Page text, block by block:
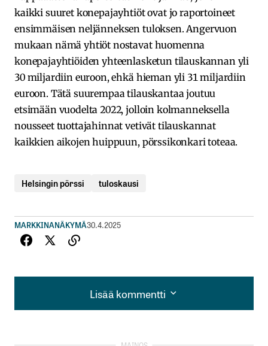
kaikki suuret konepajayhtiöt ovat jo raportoineet
ensimmäisen neljänneksen tuloksen. Angervuon
mukaan nämä yhtiöt nostavat huomenna
konepajayhtiöiden yhteenlasketun tilauskannan yli
30 miljardiin euroon, ehkä hieman yli 31 miljardiin
euroon. Tätä suurempaa tilauskantaa joutuu
etsimään vuodelta 2022, jolloin kolmanneksella
nousseet tuottajahinnat vetivät tilauskannat
kaikkien aikojen huippuun, pörssikonkari toteaa.
Helsingin pörssi tuloskausi
MARKKINANÄKYMÄ30.4.2025
Lisää kommentti
Lisää kommentti